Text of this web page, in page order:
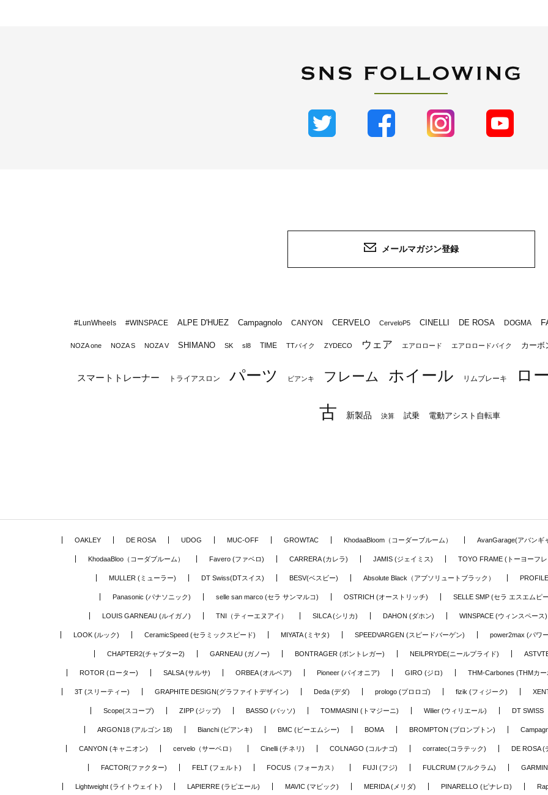
メールマガジン登録
#LunWheels #WINSPACE ALPE D'HUEZ Campagnolo CANYON CERVELO CerveloP5 CINELLI DE ROSA DOGMA
NOZA one NOZA S NOZA V SHIMANO SK sl8 TIME TTバイク ZYDECO ウェア エアロロード エアロロードバイク カーボ
スマートトレーナー トライアスロン パーツ ビアンキ フレーム ホイール リムブレーキ ロ
古 新製品 決算 試乗 電動アシスト自転車
OAKLEY DE ROSA UDOG MUC-OFF GROWTAC KhodaaBloom（コーダーブルーム） AvanGarage(アバンギ
KhodaaBloo（コーダブルーム） Favero (ファベロ) CARRERA (カレラ) JAMIS (ジェイミス) TOYO FRAME (トーヨーフ
MULLER (ミューラー) DT Swiss(DTスイス) BESV(ベスビー) Absolute Black（アブソリュートブラック）
Panasonic (パナソニック) selle san marco (セラ サンマルコ) OSTRICH (オーストリッチ) SELLE SMP (セラ エスエムピ
LOUIS GARNEAU (ルイガノ) TNI（ティーエヌアイ） SILCA (シリカ) DAHON (ダホン) WINSPACE (ウィンスペース)
LOOK (ルック) CeramicSpeed (セラミックスピード) MIYATA (ミヤタ) SPEEDVARGEN (スピードバーゲン) power2max (パワ
CHAPTER2(チャプター2) GARNEAU (ガノー) BONTRAGER (ボントレガー) NEILPRYDE(ニールプライド)
ROTOR (ローター) SALSA (サルサ) ORBEA (オルベア) Pioneer (パイオニア) GIRO (ジロ) THM-Carbones (THMカ
3T (スリーティー) GRAPHITE DESIGN(グラファイトデザイン) Deda (デダ) prologo (プロロゴ) fizik (フィジーク)
Scope(スコープ) ZIPP (ジップ) BASSO (バッソ) TOMMASINI (トマジーニ) Wilier (ウィリエール) DT SWISS
ARGON18 (アルゴン 18) Bianchi (ビアンキ) BMC (ビーエムシー) BOMA BROMPTON (ブロンプトン)
CANYON (キャニオン) cervelo（サーベロ） Cinelli (チネリ) COLNAGO (コルナゴ) corratec(コラテック) DE ROSA (
FACTOR(ファクター) FELT (フェルト) FOCUS（フォーカス） FUJI (フジ) FULCRUM (フルクラム) GARMIN
Lightweight (ライトウェイト) LAPIERRE (ラピエール) MAVIC (マビック) MERIDA (メリダ) PINARELLO (ピナレロ)